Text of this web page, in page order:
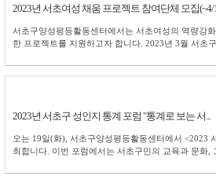
2023년 서초여성 채움 프로젝트 참여단체 모집(~4/
서초구양성평등활동센터에서는 서초여성의 역량강
한 프로젝트를 지원하고자 합니다. 2023년 3월 서초
2023년 서초구 성인지 통계 포럼 "통계로 보는 서...
오는 19일(화), 서초구양성평등활동센터에서 <2023
최합니다. 이번 포럼에서는 서초구민의 교육과 문화,